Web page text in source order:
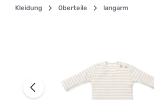
Kleidung Oberteile langarm